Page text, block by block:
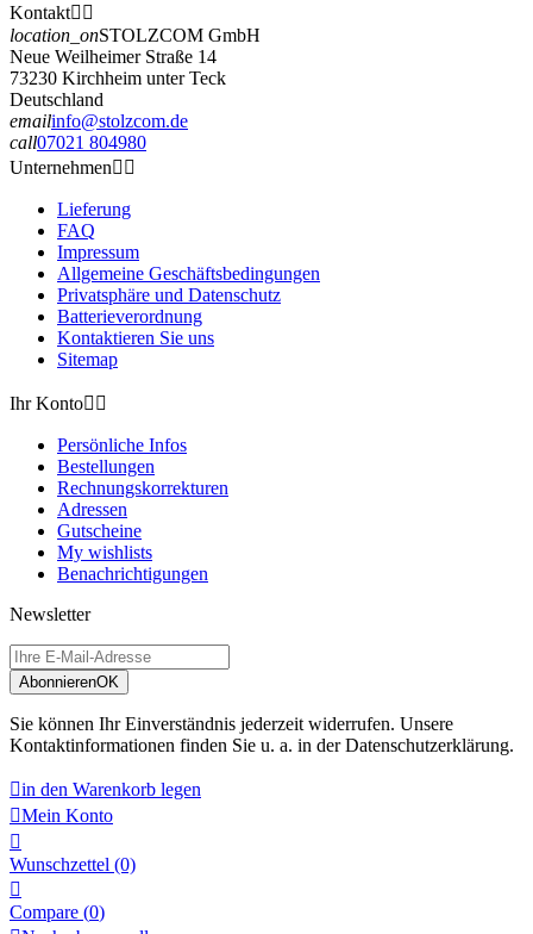
Kontakt 
location_onSTOLZCOM GmbH
Neue Weilheimer Straße 14
73230 Kirchheim unter Teck
Deutschland
emailinfo@stolzcom.de
call07021 804980
Unternehmen 
Lieferung
FAQ
Impressum
Allgemeine Geschäftsbedingungen
Privatsphäre und Datenschutz
Batterieverordnung
Kontaktieren Sie uns
Sitemap
Ihr Konto 
Persönliche Infos
Bestellungen
Rechnungskorrekturen
Adressen
Gutscheine
My wishlists
Benachrichtigungen
Newsletter
AbonnierenOK
Sie können Ihr Einverständnis jederzeit widerrufen. Unsere
Kontaktinformationen finden Sie u. a. in der Datenschutzerklärung.
in den Warenkorb legen
Mein Konto

Wunschzettel (0)

Compare (0)